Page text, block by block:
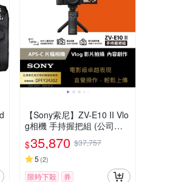
【Sony索尼】ZV-E10 II Vlo
g相機 手持握把組 (公司貨
保固18+6個月)
$35,870 $37,757
5 (2)
限時下殺 券